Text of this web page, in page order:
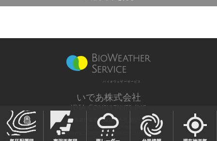
バイオウェザーサービス
いであ株式会社
IDEA Consultants, Inc.
気象庁長官予報業務許可 第12号
All Rights Reserved,
Copyright(c) 2003-2021 IDEA Consultants,Inc